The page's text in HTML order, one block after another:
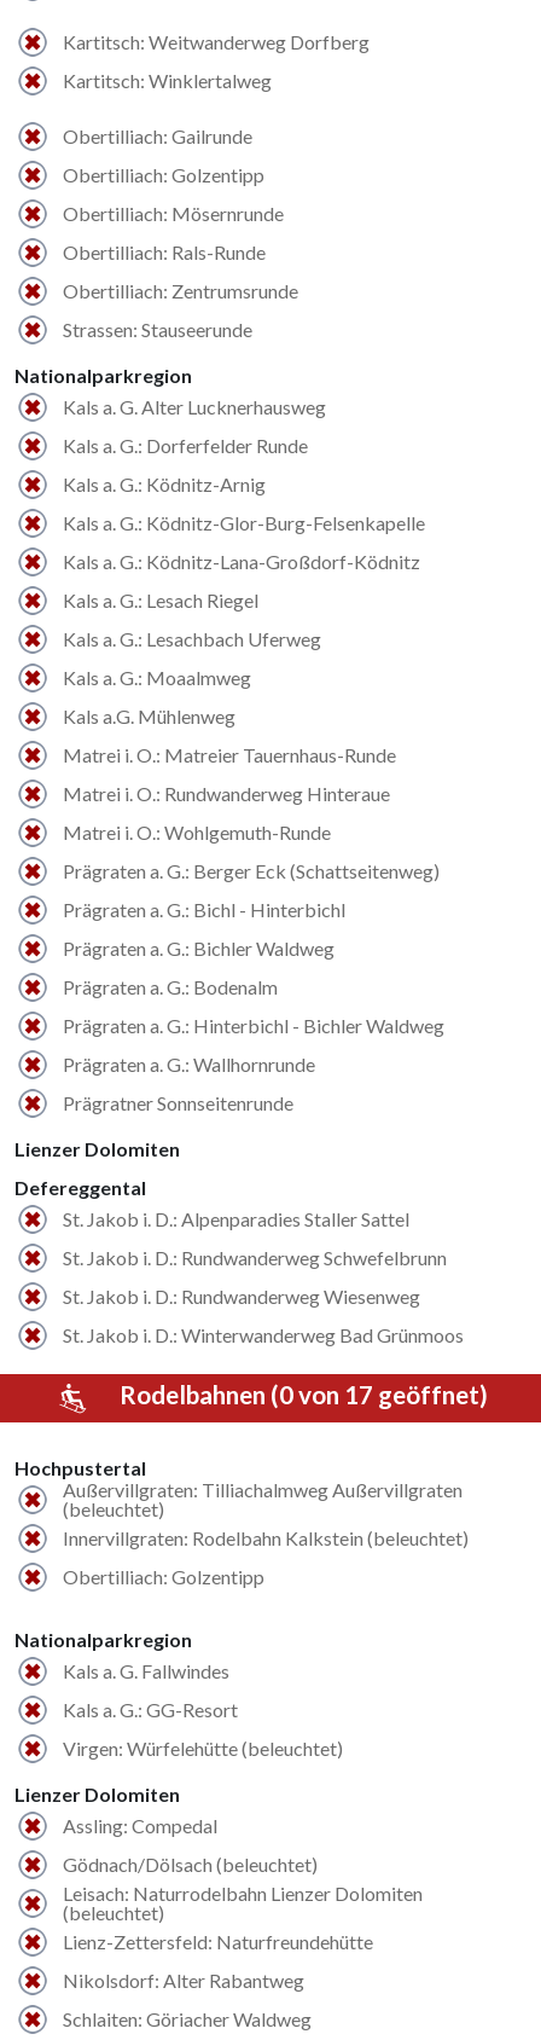
Kartitsch: Weitwanderweg Dorfberg
Kartitsch: Winklertalweg
Obertilliach: Gailrunde
Obertilliach: Golzentipp
Obertilliach: Mösernrunde
Obertilliach: Rals-Runde
Obertilliach: Zentrumsrunde
Strassen: Stauseerunde
Nationalparkregion
Kals a. G. Alter Lucknerhausweg
Kals a. G.: Dorferfelder Runde
Kals a. G.: Ködnitz-Arnig
Kals a. G.: Ködnitz-Glor-Burg-Felsenkapelle
Kals a. G.: Ködnitz-Lana-Großdorf-Ködnitz
Kals a. G.: Lesach Riegel
Kals a. G.: Lesachbach Uferweg
Kals a. G.: Moaalmweg
Kals a.G. Mühlenweg
Matrei i. O.: Matreier Tauernhaus-Runde
Matrei i. O.: Rundwanderweg Hinteraue
Matrei i. O.: Wohlgemuth-Runde
Prägraten a. G.: Berger Eck (Schattseitenweg)
Prägraten a. G.: Bichl - Hinterbichl
Prägraten a. G.: Bichler Waldweg
Prägraten a. G.: Bodenalm
Prägraten a. G.: Hinterbichl - Bichler Waldweg
Prägraten a. G.: Wallhornrunde
Prägratner Sonnseitenrunde
Lienzer Dolomiten
Defereggental
St. Jakob i. D.: Alpenparadies Staller Sattel
St. Jakob i. D.: Rundwanderweg Schwefelbrunn
St. Jakob i. D.: Rundwanderweg Wiesenweg
St. Jakob i. D.: Winterwanderweg Bad Grünmoos
Rodelbahnen (0 von 17 geöffnet)
Hochpustertal
Außervillgraten: Tilliachalmweg Außervillgraten
(beleuchtet)
Innervillgraten: Rodelbahn Kalkstein (beleuchtet)
Obertilliach: Golzentipp
Nationalparkregion
Kals a. G. Fallwindes
Kals a. G.: GG-Resort
Virgen: Würfelehütte (beleuchtet)
Lienzer Dolomiten
Assling: Compedal
Gödnach/Dölsach (beleuchtet)
Leisach: Naturrodelbahn Lienzer Dolomiten
(beleuchtet)
Lienz-Zettersfeld: Naturfreundehütte
Nikolsdorf: Alter Rabantweg
Schlaiten: Göriacher Waldweg